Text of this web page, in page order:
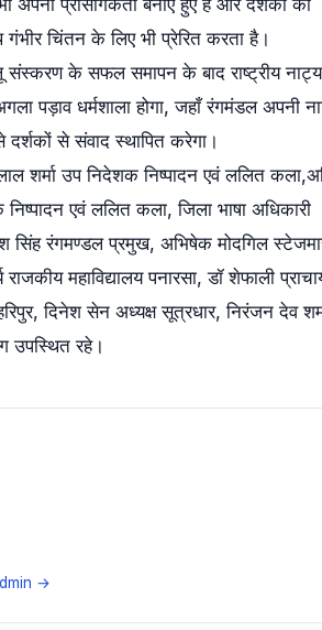
अपनी प्रासंगिकता बनाए हुए है और दर्शकों को
चिंतन के लिए भी प्रेरित करता है।
संस्करण के सफल समापन के बाद राष्ट्रीय नाट्य
पड़ाव धर्मशाला होगा, जहाँ रंगमंडल अपनी
दर्शकों से संवाद स्थापित करेगा।
शर्मा उप निदेशक निष्पादन एवं ललित
एवं ललित कला, जिला भाषा अधिकारी
सिंह रंगमण्डल प्रमुख, अभिषेक मोदगिल
महाविद्यालय पनारसा, डॉ शेफाली
दिनेश सेन अध्यक्ष सूत्रधार, निरंजन देव
उपस्थित रहे।
→